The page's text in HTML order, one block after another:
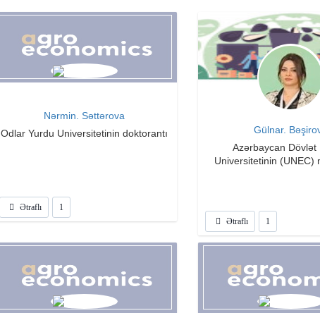
Nərmin. Səttərova
Odlar Yurdu Universitetinin doktorantı
Ətraflı 1
Gülnar.
Azərbaycan Dövlət
Universitetinin (UNEC)
Ətraflı 1